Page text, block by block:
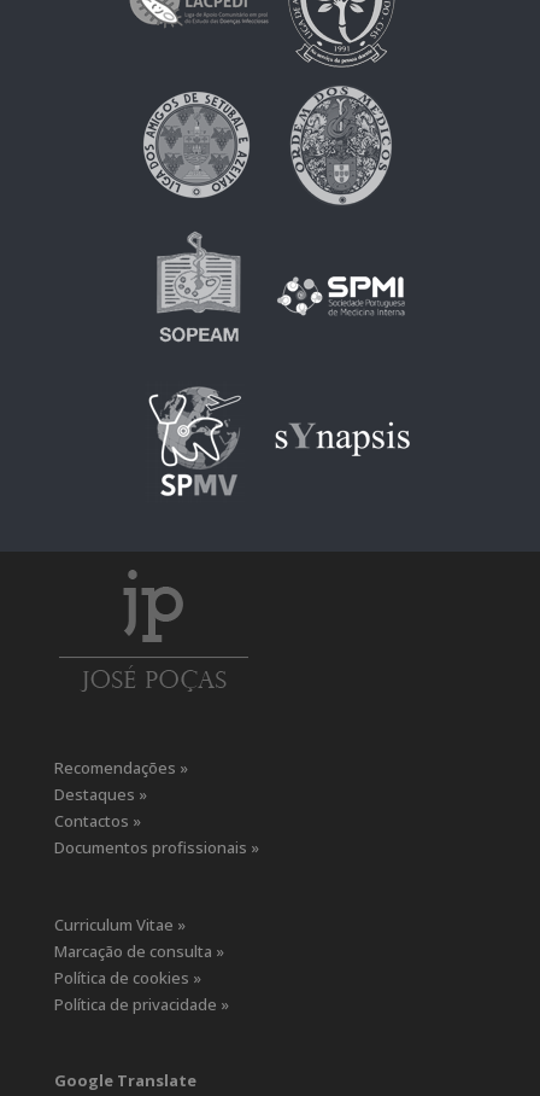
Recomendações »
Destaques »
Contactos »
Documentos profissionais »
Curriculum Vitae »
Marcação de consulta »
Política de cookies »
Política de privacidade »
Google Translate